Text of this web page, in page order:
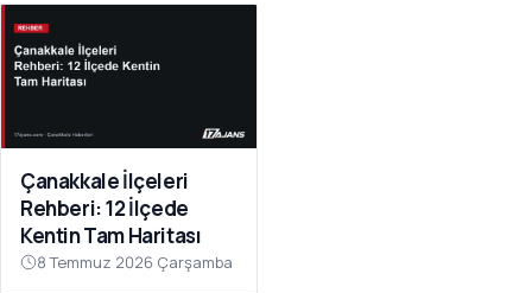
Çanakkale İlçeleri
Rehberi: 12 İlçede
Kentin Tam Haritası
8 Temmuz 2026 Çarşamba